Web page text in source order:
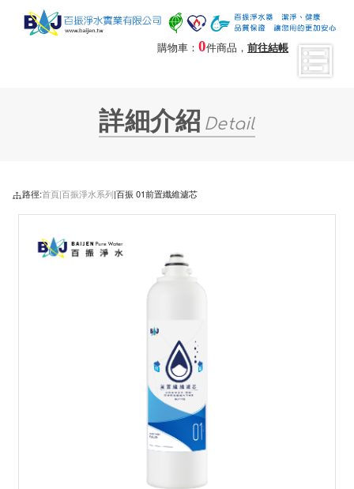
購物車： 0件商品， 前往結帳
詳細介紹 Detail
路徑:首頁|百振淨水系列|百振 01前置纖維濾芯